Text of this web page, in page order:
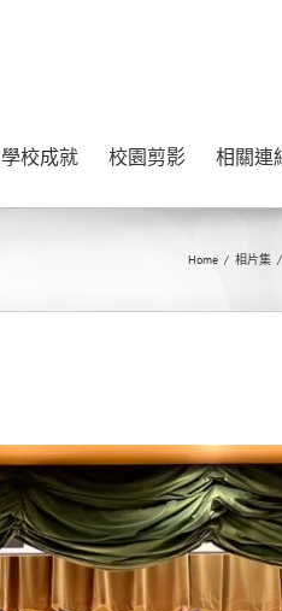
學校成就 校園剪影 相關連
Home / 相片集 /